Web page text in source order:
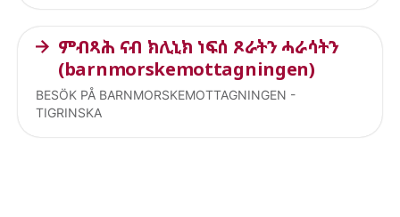
ምብጻሕ ናብ ክሊኒክ ነፍሰ ጾራትን ሓራሳትን
(barnmorskemottagningen)
BESÖK PÅ BARNMORSKEMOTTAGNINGEN -
TIGRINSKA